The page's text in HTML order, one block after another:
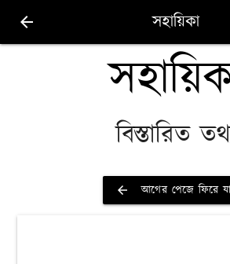
arrow_back সহায়িকা
বিস্তারিত
arrow_back আগের পেজে ফিরে